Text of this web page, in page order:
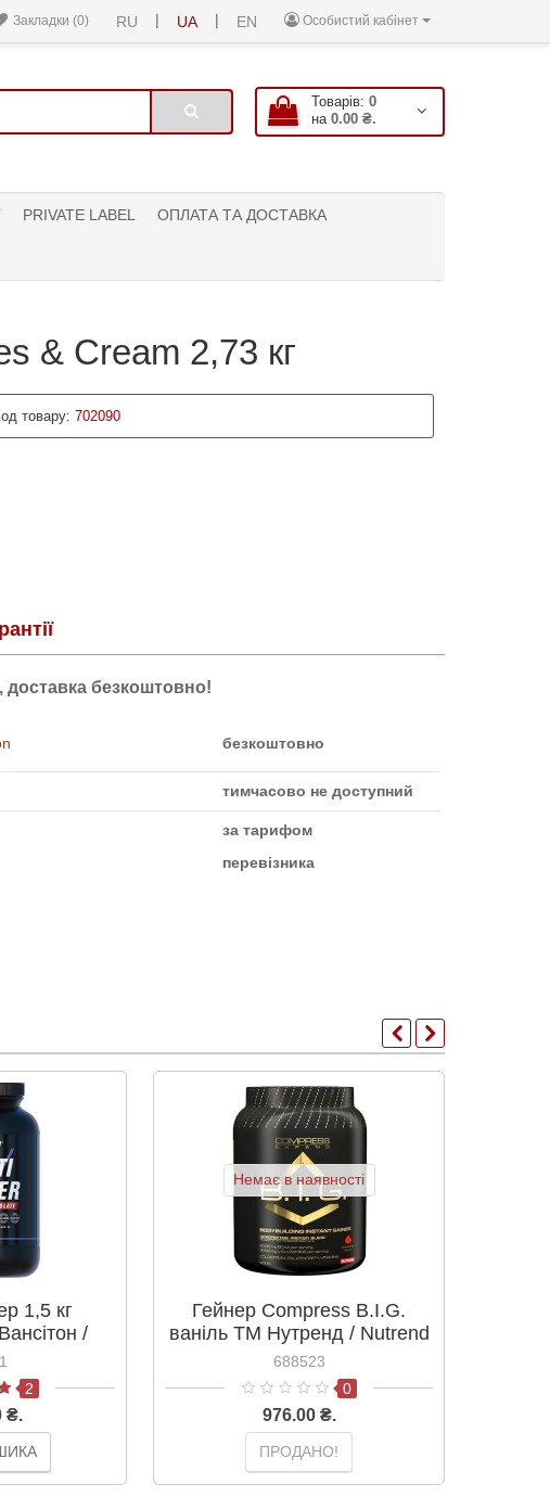
Особистий кабінет
RU | UA | EN
Закладки (0)
Товарів: 0
на 0.00 ₴.
PRIVATE LABEL ОПЛАТА ТА ДОСТАВКА
& Cream 2,73 кг
товару: 702090
доставка безкоштовно!
безкоштовно
тимчасово не доступний
за тарифом
перевізника
1,5 кг
/
2
₴.
Немає в наявності
Гейнер Compress B.I.G.
ваніль ТМ Нутренд / Nutrend
910г
688523
0
976.00 ₴.
ПРОДАНО!